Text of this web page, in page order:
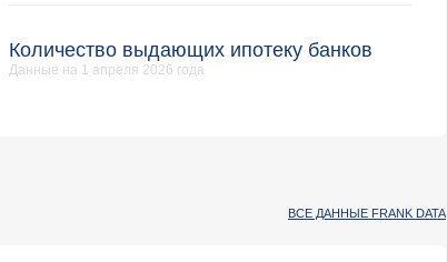
Количество выдающих ипотеку банков
Данные на 1 апреля 2026 года
ВСЕ ДАННЫЕ FRANK DATA